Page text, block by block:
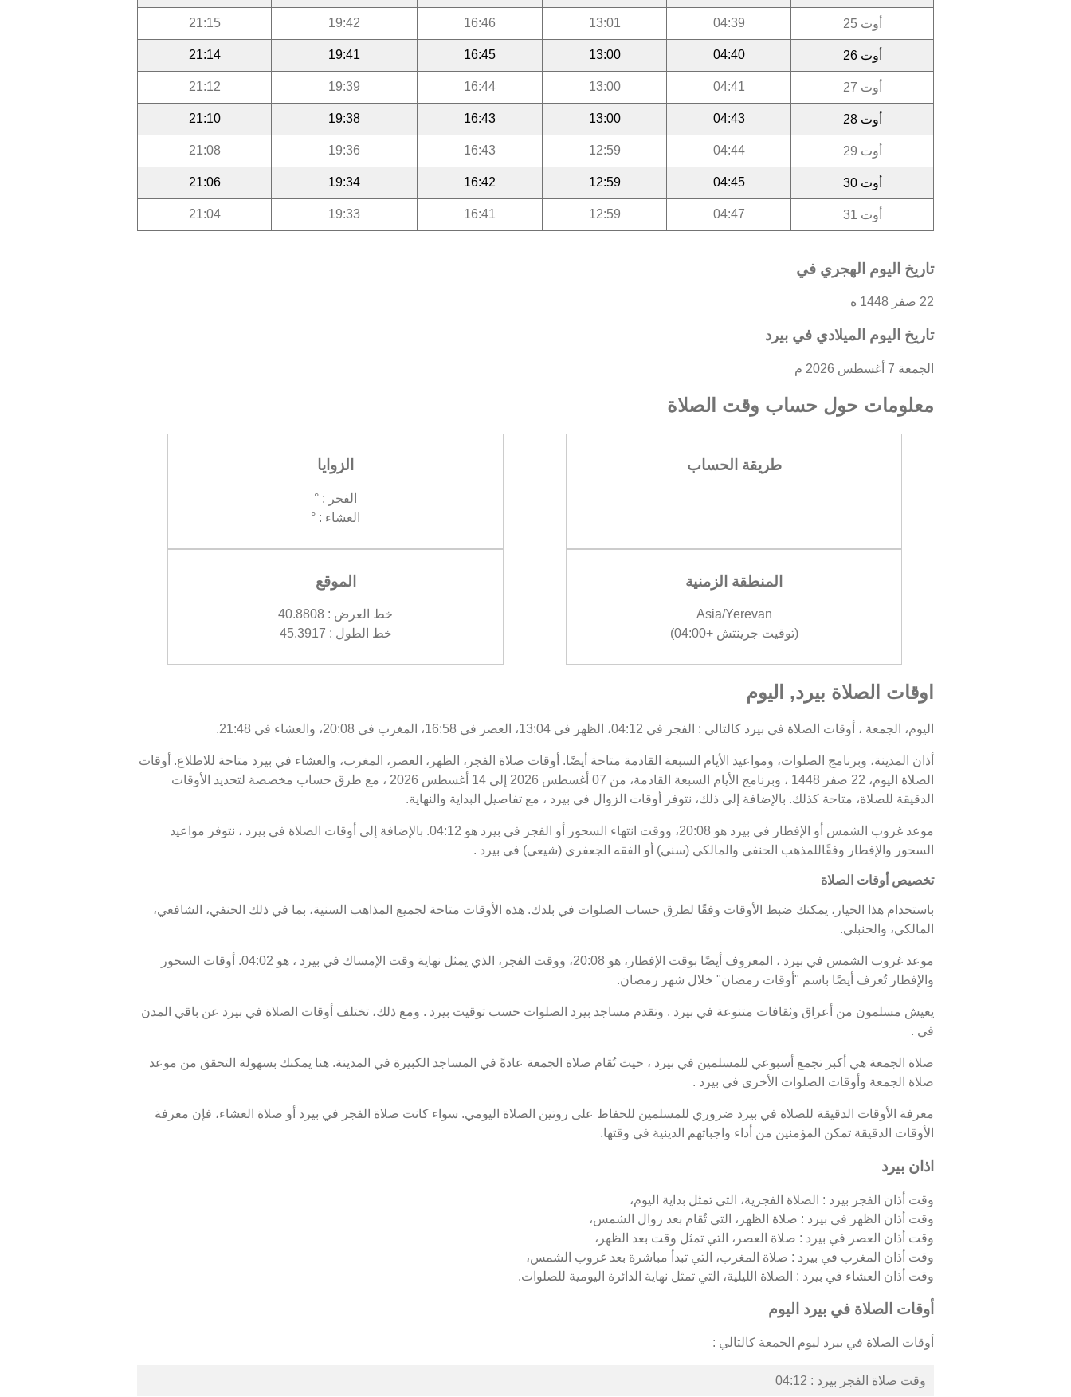
أوت 25 04:39
13:01
16:46
19:42
21:15
أوت 26 04:40
13:00
16:45
19:41
21:14
أوت 27 04:41
13:00
16:44
19:39
21:12
أوت 28 04:43
13:00
16:43
19:38
21:10
أوت 29 04:44
12:59
16:43
19:36
21:08
أوت 30 04:45
12:59
16:42
19:34
21:06
أوت 31 04:47
12:59
16:41
19:33
21:04
تاريخ اليوم الهجري في
22 صفر 1448 ه
تاريخ اليوم الميلادي في بيرد
الجمعة 7 أغسطس 2026 م
معلومات حول حساب وقت الصلاة
طريقة الحساب الزوايا
الفجر : °
العشاء : °
المنطقة الزمنية
Asia/Yerevan
(توقيت جرينتش +04:00)
الموقع
خط العرض : 40.8808
خط الطول : 45.3917
اوقات الصلاة بيرد, اليوم
اليوم، الجمعة ، أوقات الصلاة في بيرد كالتالي : الفجر في 04:12، الظهر في 13:04، العصر في 16:58، المغرب في 20:08، والعشاء في 21:48.
أذان المدينة، وبرنامج الصلوات، ومواعيد الأيام السبعة القادمة متاحة أيضًا. أوقات صلاة الفجر، الظهر، العصر، المغرب، والعشاء في بيرد متاحة للاطلاع. أوقات
الصلاة اليوم، 22 صفر 1448 ، وبرنامج الأيام السبعة القادمة، من 07 أغسطس 2026 إلى 14 أغسطس 2026 ، مع طرق حساب مخصصة لتحديد الأوقات
الدقيقة للصلاة، متاحة كذلك. بالإضافة إلى ذلك، نتوفر أوقات الزوال في بيرد ، مع تفاصيل البداية والنهاية.
موعد غروب الشمس أو الإفطار في بيرد هو 20:08، ووقت انتهاء السحور أو الفجر في بيرد هو 04:12. بالإضافة إلى أوقات الصلاة في بيرد ، نتوفر مواعيد
السحور والإفطار وفقًاللمذهب الحنفي والمالكي (سني) أو الفقه الجعفري (شيعي) في بيرد .
تخصيص أوقات الصلاة
باستخدام هذا الخيار، يمكنك ضبط الأوقات وفقًا لطرق حساب الصلوات في بلدك. هذه الأوقات متاحة لجميع المذاهب السنية، بما في ذلك الحنفي، الشافعي،
المالكي، والحنبلي.
موعد غروب الشمس في بيرد ، المعروف أيضًا بوقت الإفطار، هو 20:08، ووقت الفجر، الذي يمثل نهاية وقت الإمساك في بيرد ، هو 04:02. أوقات السحور
والإفطار تُعرف أيضًا باسم "أوقات رمضان" خلال شهر رمضان.
يعيش مسلمون من أعراق وثقافات متنوعة في بيرد . وتقدم مساجد بيرد الصلوات حسب توقيت بيرد . ومع ذلك، تختلف أوقات الصلاة في بيرد عن باقي المدن
في .
صلاة الجمعة هي أكبر تجمع أسبوعي للمسلمين في بيرد ، حيث تُقام صلاة الجمعة عادةً في المساجد الكبيرة في المدينة. هنا يمكنك بسهولة التحقق من موعد
صلاة الجمعة وأوقات الصلوات الأخرى في بيرد .
معرفة الأوقات الدقيقة للصلاة في بيرد ضروري للمسلمين للحفاظ على روتين الصلاة اليومي. سواء كانت صلاة الفجر في بيرد أو صلاة العشاء، فإن معرفة
الأوقات الدقيقة تمكن المؤمنين من أداء واجباتهم الدينية في وقتها.
اذان بيرد
وقت أذان الفجر بيرد : الصلاة الفجرية، التي تمثل بداية اليوم،
وقت أذان الظهر في بيرد : صلاة الظهر، التي تُقام بعد زوال الشمس،
وقت أذان العصر في بيرد : صلاة العصر، التي تمثل وقت بعد الظهر،
وقت أذان المغرب في بيرد : صلاة المغرب، التي تبدأ مباشرة بعد غروب الشمس،
وقت أذان العشاء في بيرد : الصلاة الليلية، التي تمثل نهاية الدائرة اليومية للصلوات.
أوقات الصلاة في بيرد اليوم
أوقات الصلاة في بيرد ليوم الجمعة كالتالي :
وقت صلاة الفجر بيرد : 04:12